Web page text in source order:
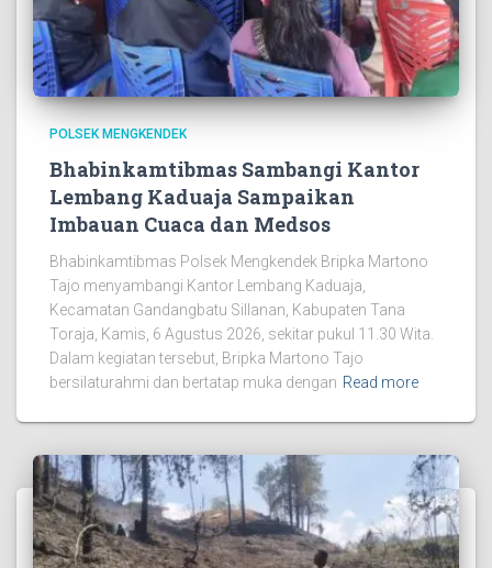
POLSEK MENGKENDEK
Bhabinkamtibmas Sambangi Kantor
Lembang Kaduaja Sampaikan
Imbauan Cuaca dan Medsos
Bhabinkamtibmas Polsek Mengkendek Bripka Martono
Tajo menyambangi Kantor Lembang Kaduaja,
Kecamatan Gandangbatu Sillanan, Kabupaten Tana
Toraja, Kamis, 6 Agustus 2026, sekitar pukul 11.30 Wita.
Dalam kegiatan tersebut, Bripka Martono Tajo
bersilaturahmi dan bertatap muka dengan Read more